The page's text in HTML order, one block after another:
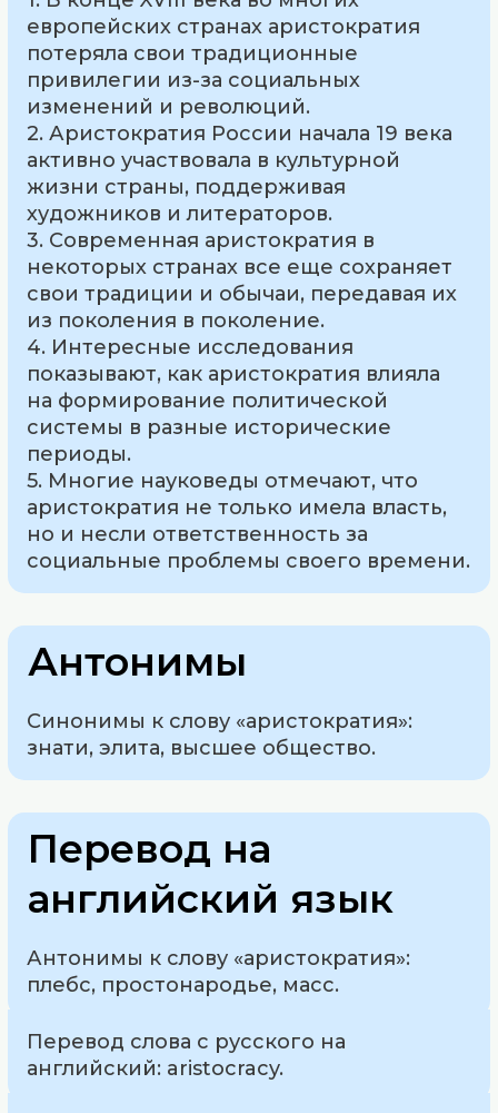
европейских странах аристократия
потеряла свои традиционные
привилегии из-за социальных
изменений и революций.
2. Аристократия России начала 19 века
активно участвовала в культурной
жизни страны, поддерживая
художников и литераторов.
3. Современная аристократия в
некоторых странах все еще сохраняет
свои традиции и обычаи, передавая их
из поколения в поколение.
4. Интересные исследования
показывают, как аристократия влияла
на формирование политической
системы в разные исторические
периоды.
5. Многие науковеды отмечают, что
аристократия не только имела власть,
но и несли ответственность за
социальные проблемы своего времени.
Антонимы
Синонимы к слову «аристократия»:
знати, элита, высшее общество.
Перевод на
английский язык
Антонимы к слову «аристократия»:
плебс, простонародье, масс.
Перевод слова с русского на
английский: aristocracy.